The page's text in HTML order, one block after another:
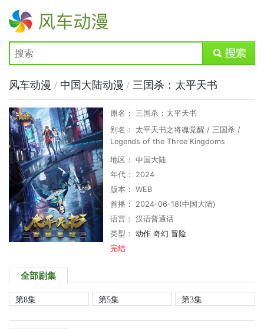
风车动漫
submit
风车动漫 / 中国大陆动漫 / 三国杀：太平天书
原名： 三国杀：太平天书
别名： 太平天书之将魂觉醒 / 三国杀 /
Legends of the Three Kingdoms
地区： 中国大陆
年代： 2024
版本： WEB
首播： 2024-06-18(中国大陆)
语言： 汉语普通话
类型：动作 奇幻 冒险
完结
全部剧集
第8集 第5集 第3集